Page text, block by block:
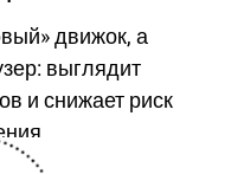
движок, а
выглядит
и снижает риск